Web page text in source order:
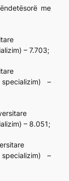
me
– 7.703;
–
– 8.051;
–